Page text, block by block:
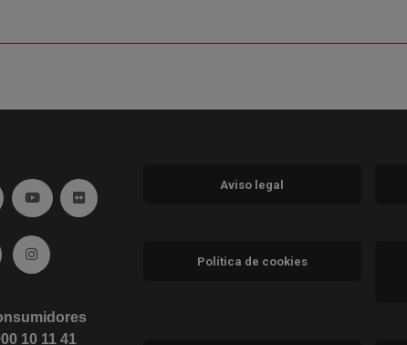
(abre en ventana nueva)
twitter (abre en ventana nueva)
Ir a YouTube (abre en ventana nueva)
Ir a Flickr (abre en ventana nueva)
(abre en ventana nueva)
Blog (abre en ventana nueva)
Ir a Instagram (abre en ventana nueva)
10 11 41
Aviso legal
Política de cookies